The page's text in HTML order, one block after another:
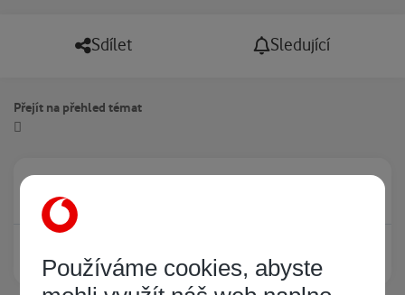
Sdílet Sledující
Přejít na přehled témat
Žádný registrovaný uživatel si neprohlíží tuto stránku
Používáme cookies, abyste